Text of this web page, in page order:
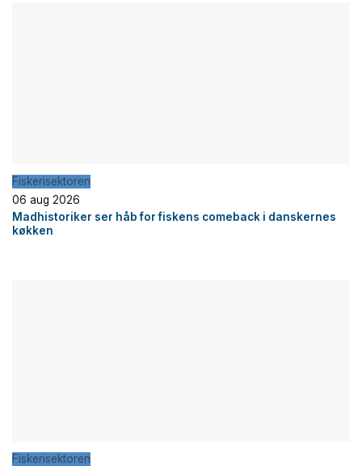
Fiskerisektoren
06 aug 2026
Madhistoriker ser håb for fiskens comeback i danskernes
køkken
Fiskerisektoren